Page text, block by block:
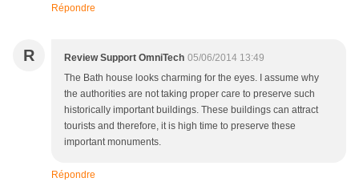
Répondre
R Review Support OmniTech 05/06/2014 13:49
The Bath house looks charming for the eyes. I assume why
the authorities are not taking proper care to preserve such
historically important buildings. These buildings can attract
tourists and therefore, it is high time to preserve these
important monuments.
Répondre